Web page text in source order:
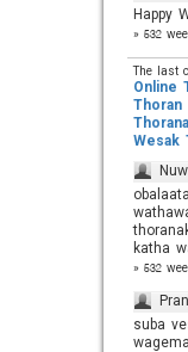
Happy
» 532
The last
Online
Thoran
Wesak
katha
» 532
suba